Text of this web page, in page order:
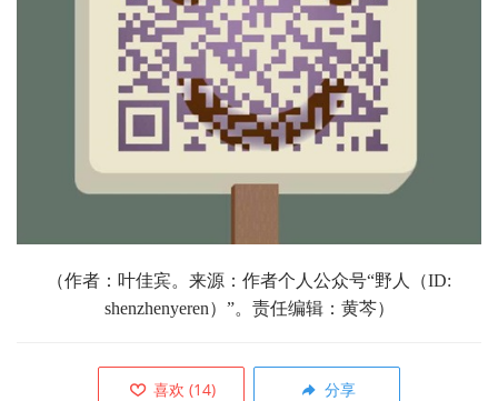
（作者：叶佳宾。来源：作者个人公众号“野人（ID:
shenzhenyeren）”。责任编辑： 黄芩）
喜欢 (14) 分享